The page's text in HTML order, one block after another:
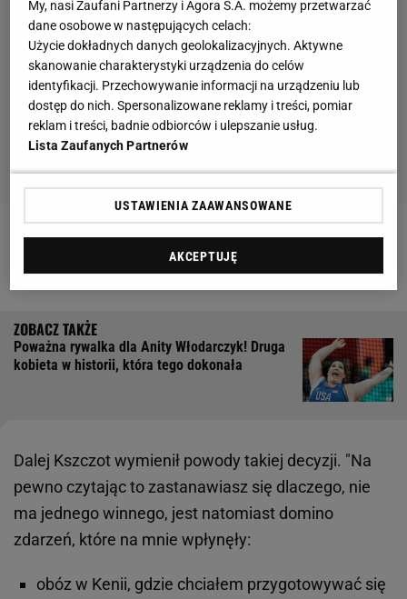
nie nabywamy odporności"
Poważna rywalka dla Anity Włodarczyk! Druga
kobieta w historii, która tego dokonała
Dalej Kszczot wymienił powody takiej decyzji. "Na
pewno czytając to zastanawiasz się dlaczego, nie
ma jednego winnego, jest natomiast domino
zdarzeń, które na mnie wpłynęły:
obóz w Kenii, gdzie chciałem przygotowywać się
My, nasi Zaufani Partnerzy i Agora S.A. możemy przetwarzać
dane osobowe w następujących celach:
Użycie dokładnych danych geolokalizacyjnych. Aktywne
skanowanie charakterystyki urządzenia do celów
identyfikacji. Przechowywanie informacji na urządzeniu lub
dostęp do nich. Spersonalizowane reklamy i treści, pomiar
reklam i treści, badnie odbiorców i ulepszanie usług.
Lista Zaufanych Partnerów
USTAWIENIA ZAAWANSOWANE
AKCEPTUJĘ